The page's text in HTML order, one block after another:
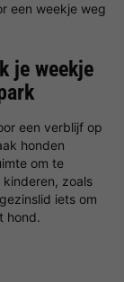
een weekje weg
je weekje
een verblijf op
honden
om te
zoals
iets om
hond.